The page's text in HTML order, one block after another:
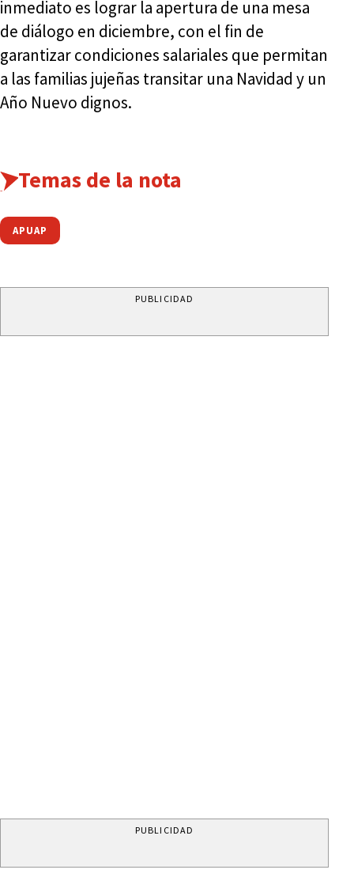
inmediato es lograr la apertura de una mesa
de diálogo en diciembre, con el fin de
garantizar condiciones salariales que permitan
a las familias jujeñas transitar una Navidad y un
Año Nuevo dignos.
Temas de la nota
APUAP
PUBLICIDAD
PUBLICIDAD